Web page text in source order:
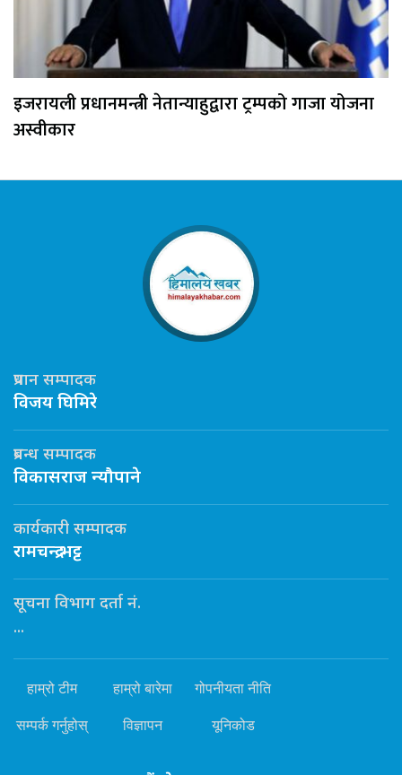
इजरायली प्रधानमन्त्री नेतान्याहुद्वारा ट्रम्पको गाजा योजना
अस्वीकार
प्रधान सम्पादक
विजय घिमिरे
प्रबन्ध सम्पादक
विकासराज न्यौपाने
कार्यकारी सम्पादक
रामचन्द्र भट्ट
सूचना विभाग दर्ता नं.
...
हाम्रो टीम हाम्रो बारेमा गोपनीयता नीति
सम्पर्क गर्नुहोस् विज्ञापन यूनिकोड